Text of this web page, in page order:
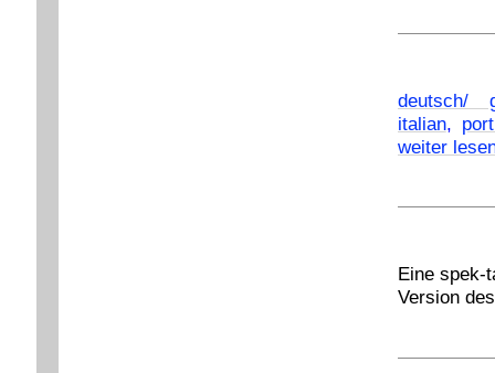
deutsch/
italian,
weiter
Eine spek-
Version